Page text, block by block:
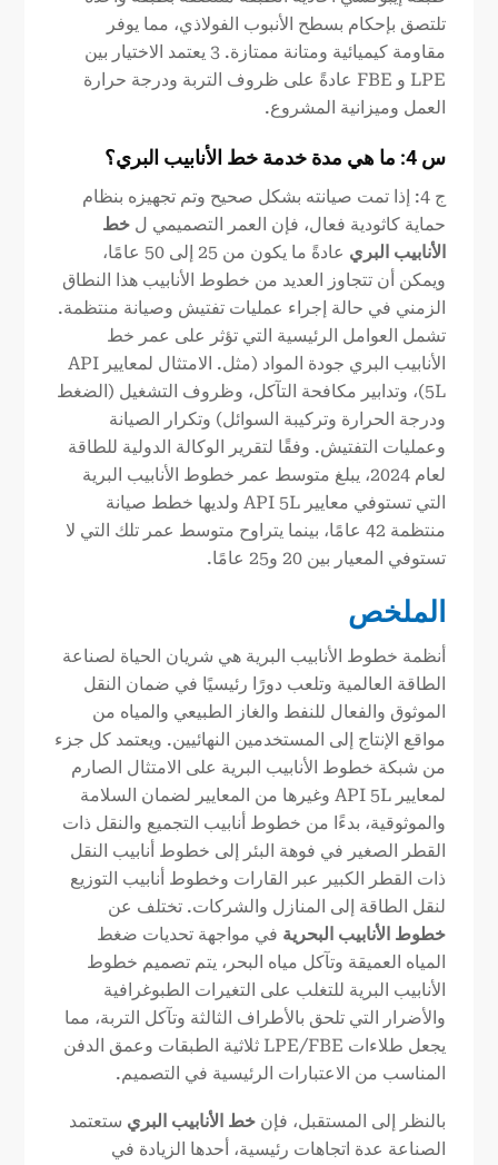
تلتصق بإحكام بسطح الأنبوب الفولاذي، مما يوفر
مقاومة كيميائية ومتانة ممتازة. 3 يعتمد الاختيار بين
LPE و FBE عادةً على ظروف التربة ودرجة حرارة
العمل وميزانية المشروع.
س 4: ما هي مدة خدمة خط الأنابيب البري؟
ج 4: إذا تمت صيانته بشكل صحيح وتم تجهيزه بنظام
حماية كاثودية فعال، فإن العمر التصميمي لخط
الأنابيب البري
عادةً ما يكون من 25 إلى 50 عامًا،
ويمكن أن تتجاوز العديد من خطوط الأنابيب هذا النطاق
الزمني في حالة إجراء عمليات تفتيش وصيانة منتظمة.
تشمل العوامل الرئيسية التي تؤثر على عمر خط
الأنابيب البري جودة المواد (مثل. الامتثال لمعايير API
5L)، وتدابير مكافحة التآكل، وظروف التشغيل (الضغط
ودرجة الحرارة وتركيبة السوائل) وتكرار الصيانة
وعمليات التفتيش. وفقًا لتقرير الوكالة الدولية للطاقة
لعام 2024، يبلغ متوسط عمر خطوط الأنابيب البرية
التي تستوفي معايير API 5L ولديها خطط صيانة
منتظمة 42 عامًا، بينما يتراوح متوسط عمر تلك التي لا
تستوفي المعيار بين 20 و25 عامًا.
الملخص
أنظمة خطوط الأنابيب البرية هي شريان الحياة لصناعة
الطاقة العالمية وتلعب دورًا رئيسيًا في ضمان النقل
الموثوق والفعال للنفط والغاز الطبيعي والمياه من
مواقع الإنتاج إلى المستخدمين النهائيين. ويعتمد كل جزء
من شبكة خطوط الأنابيب البرية على الامتثال الصارم
لمعايير API 5L وغيرها من المعايير لضمان السلامة
والموثوقية، بدءًا من خطوط أنابيب التجميع والنقل ذات
القطر الصغير في فوهة البئر إلى خطوط أنابيب النقل
ذات القطر الكبير عبر القارات وخطوط أنابيب التوزيع
لنقل الطاقة إلى المنازل والشركات. تختلف عن
خطوط الأنابيب البحرية في مواجهة تحديات ضغط
المياه العميقة وتآكل مياه البحر، يتم تصميم خطوط
الأنابيب البرية للتغلب على التغيرات الطبوغرافية
والأضرار التي تلحق بالأطراف الثالثة وتآكل التربة، مما
يجعل طلاءات LPE/FBE ثلاثية الطبقات وعمق الدفن
المناسب من الاعتبارات الرئيسية في التصميم.
بالنظر إلى المستقبل، فإنخط الأنابيب البري ستعتمد
الصناعة عدة اتجاهات رئيسية، أحدها الزيادة في